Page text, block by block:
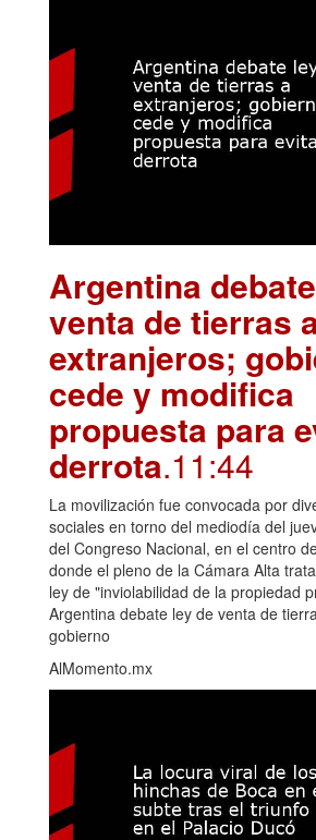
Argentina
venta de tierras
extranjeros;
cede y modifica
propuesta para
derrota.11:44
La movilización fue convocada por
sociales en torno del mediodía del
del Congreso Nacional, en el centro
donde el pleno de la Cámara Alta
ley de "inviolabilidad de la propiedad
Argentina debate ley de venta de
gobierno
AlMomento.mx